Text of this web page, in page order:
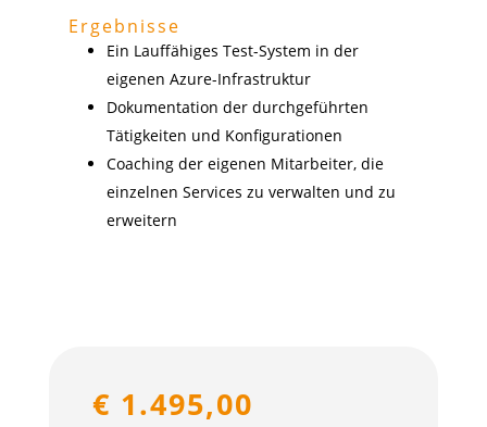
Ergebnisse
Ein Lauffähiges Test-System in der
eigenen Azure-Infrastruktur
Dokumentation der durchgeführten
Tätigkeiten und Konfigurationen
Coaching der eigenen Mitarbeiter, die
einzelnen Services zu verwalten und zu
erweitern
€ 1.495,00